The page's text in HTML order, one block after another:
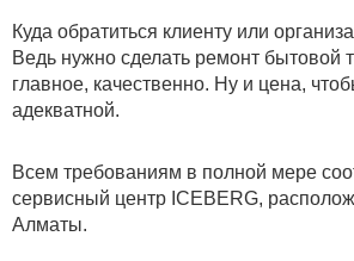
Куда обратиться клиенту или
Ведь нужно сделать ремонт бытовой
главное, качественно. Ну и цена,
адекватной.
Всем требованиям в полной мере
сервисный центр ICEBERG,
Алматы.